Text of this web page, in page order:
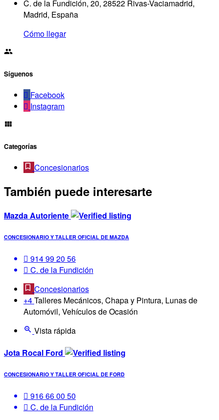
C. de la Fundición, 20, 28522 Rivas-Vaciamadrid,
Madrid, España
Cómo llegar
Síguenos
Facebook
Instagram
Categorías
Concesionarios
También puede interesarte
Mazda Autoriente
CONCESIONARIO Y TALLER OFICIAL DE MAZDA
914 99 20 56
C. de la Fundición
Concesionarios
+4Talleres Mecánicos, Chapa y Pintura, Lunas de
Automóvil, Vehículos de Ocasión
Vista rápida
Jota Rocal Ford
CONCESIONARIO Y TALLER OFICIAL DE FORD
916 66 00 50
C. de la Fundición